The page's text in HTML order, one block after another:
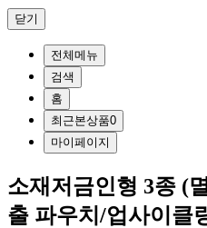
닫기
전체메뉴
검색
홈
최근본상품0
마이페이지
소재저금인형 3종 (
출 파우치/업사이클